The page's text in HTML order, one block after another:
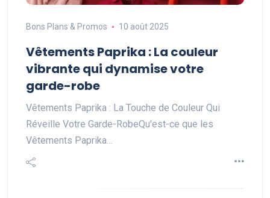
Bons Plans & Promos 10 août 2025
Vêtements Paprika : La couleur
vibrante qui dynamise votre
garde-robe
Vêtements Paprika : La Touche de Couleur Qui
Réveille Votre Garde-RobeQu'est-ce que les
Vêtements Paprika…